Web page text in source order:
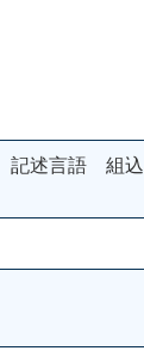
記述言語 組込